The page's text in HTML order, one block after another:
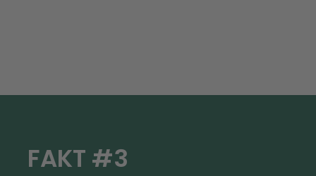
FAKT #3